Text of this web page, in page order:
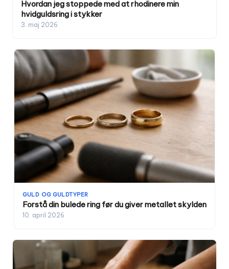
Hvordan jeg stoppede med at rhodinere min
hvidguldsring i stykker
3. maj 2026
GULD OG GULDTYPER
Forstå din bulede ring før du giver metallet skylden
10. april 2026